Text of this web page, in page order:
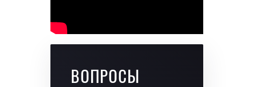
ВОПРОСЫ